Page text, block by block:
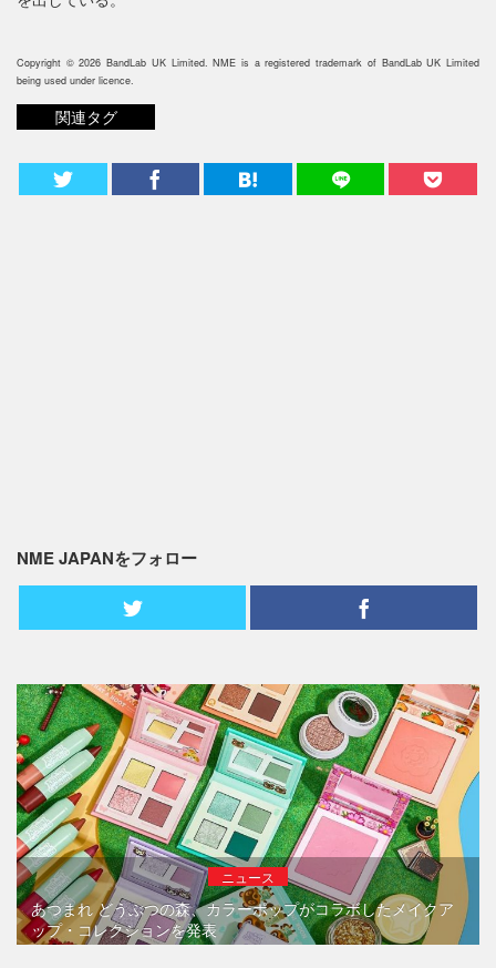
Copyright © 2026 BandLab UK Limited. NME is a registered trademark of BandLab UK Limited
being used under licence.
関連タグ
NME JAPANをフォロー
ニュース
あつまれ どうぶつの森、カラーポップがコラボしたメイクア
ップ・コレクションを発表